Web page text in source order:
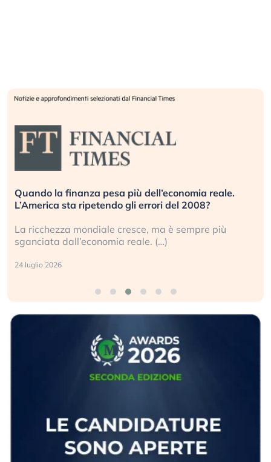
Quando la finanza pesa più dell’economia reale.
L’America sta ripetendo gli errori del 2008?
La ricchezza mondiale cresce, ma è sempre più
sganciata dall’economia reale. (…)
24 luglio 2026